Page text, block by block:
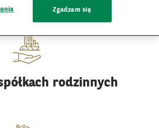
rodzinnych
Zgadzam się